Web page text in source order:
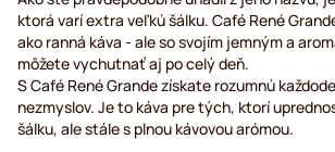
ktorá varí extra veľkú šálku. Café René
ako ranná káva - ale so svojím jemným a
môžete vychutnať aj po celý deň.
S Café René Grande získate rozumnú
nezmyslov. Je to káva pre tých, ktorí
šálku, ale stále s plnou kávovou arómou.